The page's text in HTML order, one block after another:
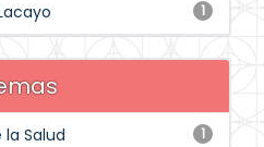
1
1
Salud